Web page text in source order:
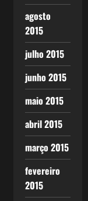
agosto
2015
julho 2015
junho 2015
maio 2015
abril 2015
março 2015
fevereiro
2015